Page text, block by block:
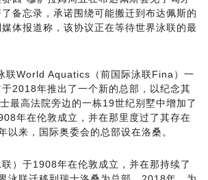
备忘录，承诺围绕可能搬迁到布达佩斯的
体报道称，该协议正在等待世界泳联的最
联World Aquatics（前国际泳联Fina）一
2018年推出了一个新的总部，以纪念其
最高法院旁边的一栋19世纪别墅中增加了
年在伦敦成立，并在那里度过了其存在
以来，国际奥委会的总部设在洛桑。
）于1908年在伦敦成立，并在那持续了